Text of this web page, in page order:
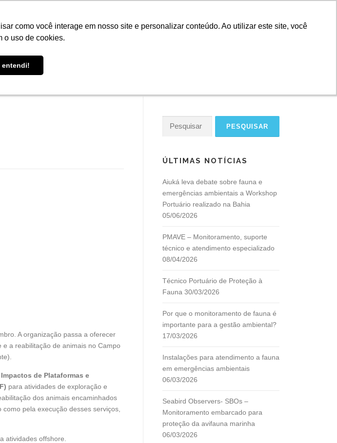
como você interage em nosso site e personalizar conteúdo. Ao utilizar este site, você
o uso de cookies.
entendi!
CLIENTES
RELATÓRIO ANUAL
A organização passa a oferecer
a reabilitação de animais no Campo
de Plataformas e
para atividades de exploração e
dos animais encaminhados
pela execução desses serviços,
atividades offshore.
ÚLTIMAS NOTÍCIAS
Aiuká leva debate sobre fauna e
emergências ambientais a Workshop
Portuário realizado na Bahia
05/06/2026
PMAVE – Monitoramento, suporte
técnico e atendimento especializado
08/04/2026
Técnico Portuário de Proteção à
Fauna 30/03/2026
Por que o monitoramento de fauna é
importante para a gestão ambiental?
17/03/2026
Instalações para atendimento a fauna
em emergências ambientais
06/03/2026
Seabird Observers- SBOs –
Monitoramento embarcado para
proteção da avifauna marinha
06/03/2026